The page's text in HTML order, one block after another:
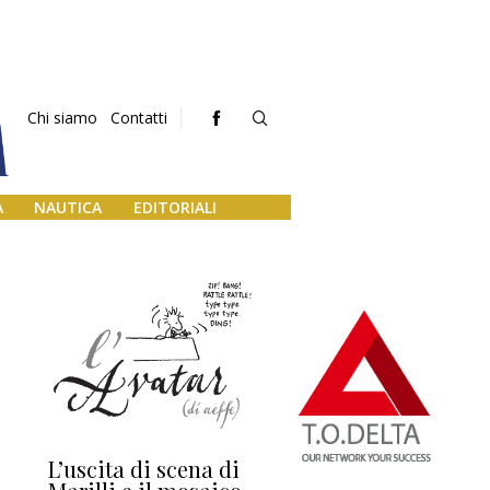
Chi siamo Contatti
NAUTICA EDITORIALI
L’uscita di scena di Darsena a Europa,